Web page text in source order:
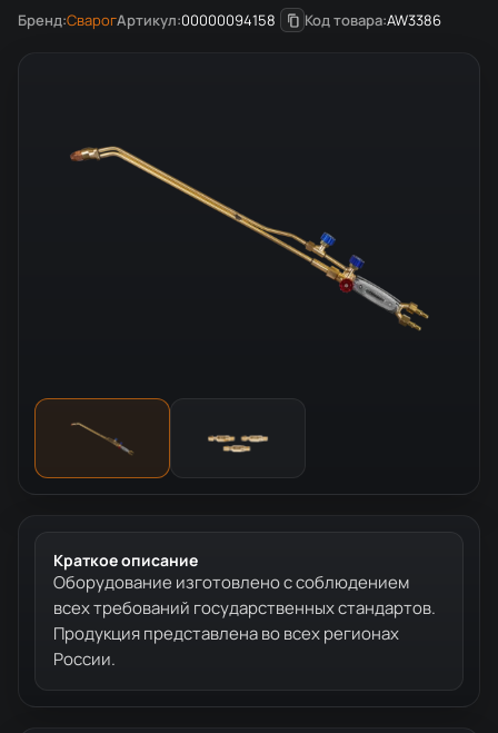
Бренд:СварогАртикул:00000094158 Код товара:AW3386
Краткое описание
Оборудование изготовлено с соблюдением
всех требований государственных стандартов.
Продукция представлена во всех регионах
России.